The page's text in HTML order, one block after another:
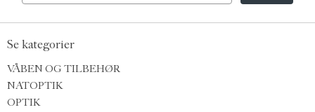
Se kategorier
VÅBEN OG TILBEHØR
NATOPTIK
OPTIK